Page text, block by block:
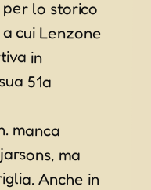
per lo storico
cui Lenzone
in
sua 51a
manca
ma
Anche in
dellai